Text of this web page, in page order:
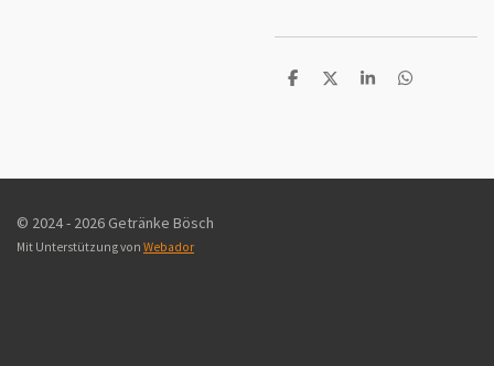
T
T
T
T
© 2024 - 2026 Getränke Bösch
Mit Unterstützung von Webador